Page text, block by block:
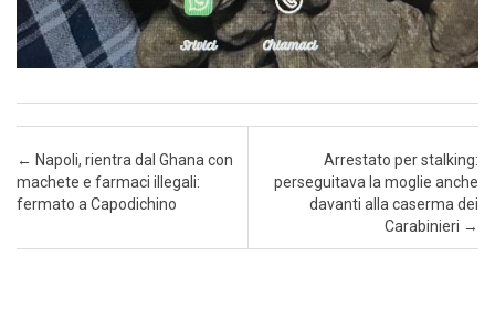
Post navigation
← Napoli, rientra dal Ghana con
machete e farmaci illegali:
fermato a Capodichino
Arrestato per stalking:
perseguitava la moglie anche
davanti alla caserma dei
Carabinieri →